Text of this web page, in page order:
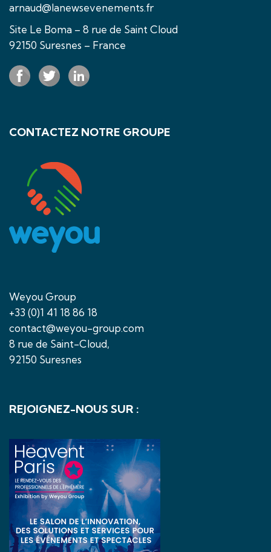
arnaud@lanewsevenements.fr
Site Le Boma – 8 rue de Saint Cloud
92150 Suresnes – France
CONTACTEZ NOTRE GROUPE
Weyou Group
+33 (0)1 41 18 86 18
contact@weyou-group.com
8 rue de Saint-Cloud,
92150 Suresnes
REJOIGNEZ-NOUS SUR :